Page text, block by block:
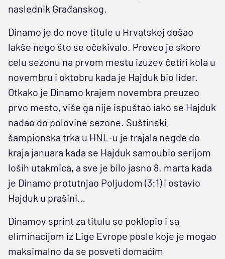
naslednik Građanskog.
Dinamo je do nove titule u Hrvatskoj došao
lakše nego što se očekivalo. Proveo je skoro
celu sezonu na prvom mestu izuzev četiri kola u
novembru i oktobru kada je Hajduk bio lider.
Otkako je Dinamo krajem novembra preuzeo
prvo mesto, više ga nije ispuštao iako se Hajduk
nadao do polovine sezone. Suštinski,
šampionska trka u HNL-u je trajala negde do
kraja januara kada se Hajduk samoubio serijom
loših utakmica, a sve je bilo jasno 8. marta kada
je Dinamo protutnjao Poljudom (3:1) i ostavio
Hajduk u prašini…
Dinamov sprint za titulu se poklopio i sa
eliminacijom iz Lige Evrope posle koje je mogao
maksimalno da se posveti domaćim